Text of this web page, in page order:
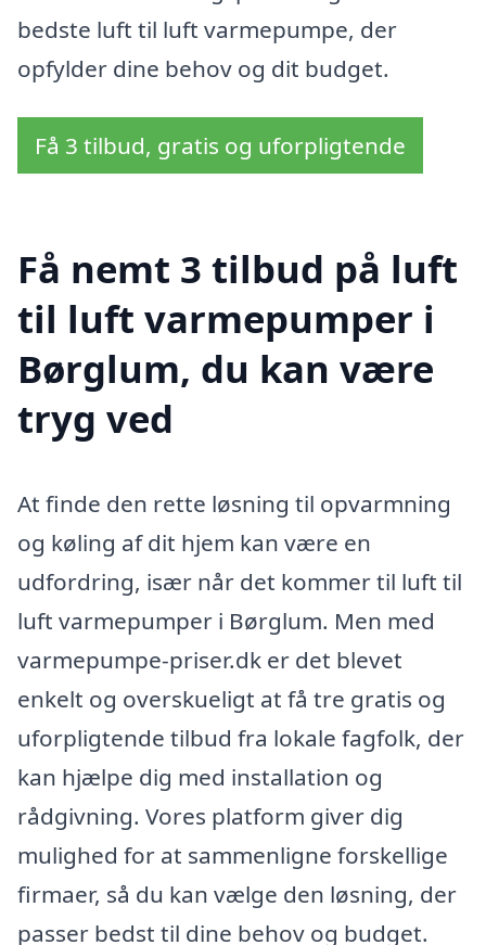
bedste luft til luft varmepumpe, der
opfylder dine behov og dit budget.
Få 3 tilbud, gratis og uforpligtende
Få nemt 3 tilbud på luft
til luft varmepumper i
Børglum, du kan være
tryg ved
At finde den rette løsning til opvarmning
og køling af dit hjem kan være en
udfordring, især når det kommer til luft til
luft varmepumper i Børglum. Men med
varmepumpe-priser.dk er det blevet
enkelt og overskueligt at få tre gratis og
uforpligtende tilbud fra lokale fagfolk, der
kan hjælpe dig med installation og
rådgivning. Vores platform giver dig
mulighed for at sammenligne forskellige
firmaer, så du kan vælge den løsning, der
passer bedst til dine behov og budget.